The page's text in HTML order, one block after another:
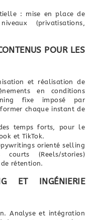
: mise en place de
(privatisations,
POUR LES
et réalisation de
en conditions
fixe imposé par
chaque instant de
temps forts, pour le
et TikTok.
orienté selling
(Reels/stories)
rétention.
ET INGÉNIERIE
Analyse et intégration